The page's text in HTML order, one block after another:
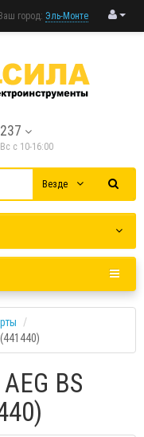
город: Эль-Монте
с 10-16:00
Везде
BS